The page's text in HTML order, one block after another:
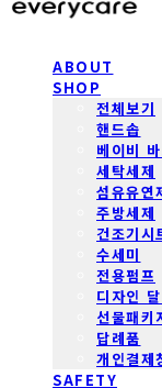
ABOUT
SHOP
전체보기
핸드솝
베이비
세탁세제
섬유유연
주방세제
건조기시
수세미
전용펌프
디자인
선물패키
답례품
개인결제
SAFETY